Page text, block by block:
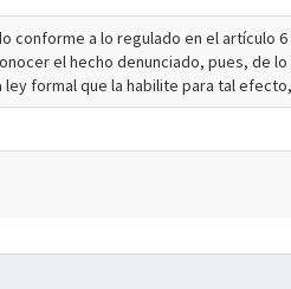
a lo regulado en el artículo
el hecho denunciado, pues, de
formal que la habilite para tal